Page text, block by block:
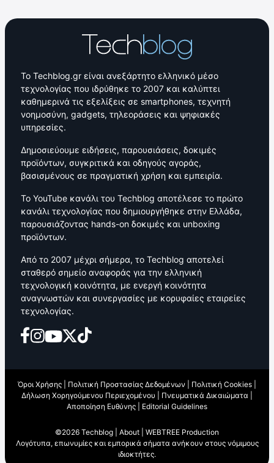
Το Techblog.gr είναι ανεξάρτητο ελληνικό μέσο
τεχνολογίας που ιδρύθηκε το 2007 και καλύπτει
καθημερινά τις εξελίξεις σε smartphones, τεχνητή
νοημοσύνη, gadgets, τηλεοράσεις και ψηφιακές
υπηρεσίες.
Δημοσιεύουμε ειδήσεις, παρουσιάσεις, δοκιμές
προϊόντων, συγκριτικά και οδηγούς αγοράς,
βασισμένους σε πραγματική χρήση και εμπειρία.
Το YouTube κανάλι του Techblog αποτέλεσε το πρώτο
κανάλι τεχνολογίας που δημιουργήθηκε στην Ελλάδα,
παρουσιάζοντας hands-on δοκιμές και unboxing
προϊόντων.
Από το 2007 μέχρι σήμερα, το Techblog αποτελεί
σταθερό σημείο αναφοράς για την ελληνική
τεχνολογική κοινότητα, με ενεργή κοινότητα
αναγνωστών και συνεργασίες με κορυφαίες εταιρείες
τεχνολογίας.
Όροι Χρήσης Πολιτική Προστασίας Δεδομένων Πολιτική Cookies
Δήλωση Χορηγούμενου Περιεχομένου
Πνευματικά Δικαιώματα
Αποποίηση Ευθύνης
Editorial Guidelines
©2026 Techblog | About
WEBTREE Production
Λογότυπα, επωνυμίες και εμπορικά σήματα ανήκουν στους νόμιμους
ιδιοκτήτες.